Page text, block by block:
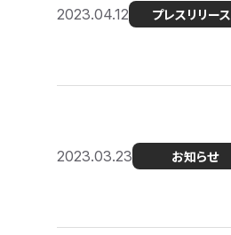
2023.04.12 プレスリリース
2023.03.23 お知らせ